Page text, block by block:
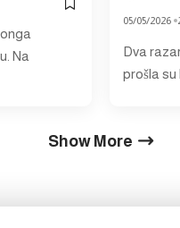
Na
05/05/2026
Dva
prošla su
Show More